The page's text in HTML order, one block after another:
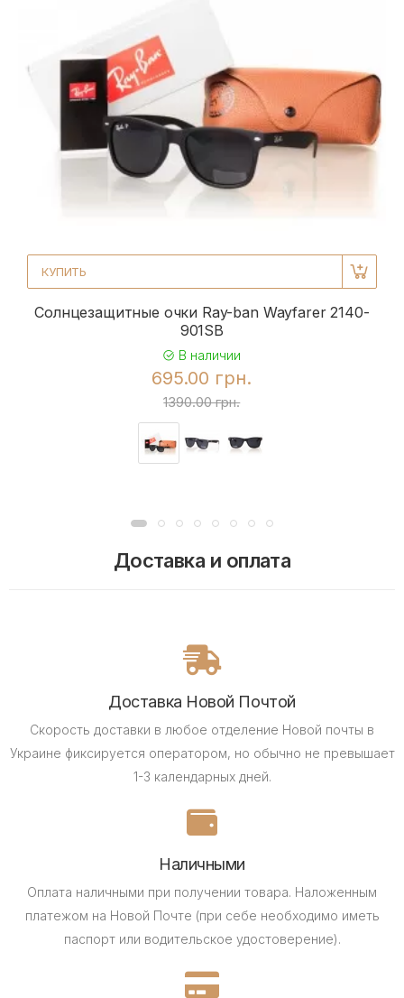
КУПИТЬ
Солнцезащитные очки Ray-ban Wayfarer 2140-
901SB
В наличии
695.00 грн.
1390.00 грн.
Доставка и оплата
Доставка Новой Почтой
Скорость доставки в любое отделение Новой почты в
Украине фиксируется оператором, но обычно не превышает
1-3 календарных дней.
Наличными
Оплата наличными при получении товара. Наложенным
платежом на Новой Почте (при себе необходимо иметь
паспорт или водительское удостоверение).